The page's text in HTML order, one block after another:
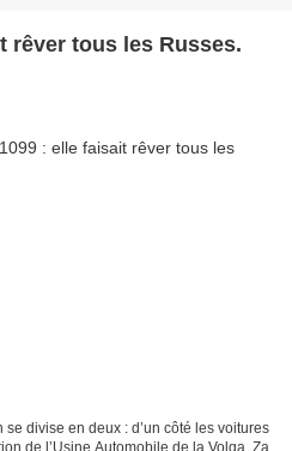
rêver tous les Russes.
se divise en deux : d’un côté les voitures
de l’Usine Automobile de la Volga. Za